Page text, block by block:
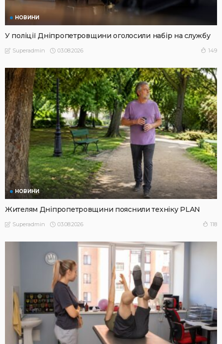
НОВИНИ
У поліції Дніпропетровщини оголосили набір на службу
Superadmin 03.08.2026 149
НОВИНИ
Жителям Дніпропетровщини пояснили техніку PLAN
Superadmin 03.08.2026 118